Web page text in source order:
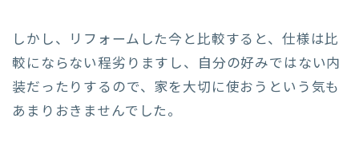
しかし、リフォームした今と比較すると、仕様は比
較にならない程劣りますし、自分の好みではない内
装だったりするので、家を大切に使おうという気も
あまりおきませんでした。